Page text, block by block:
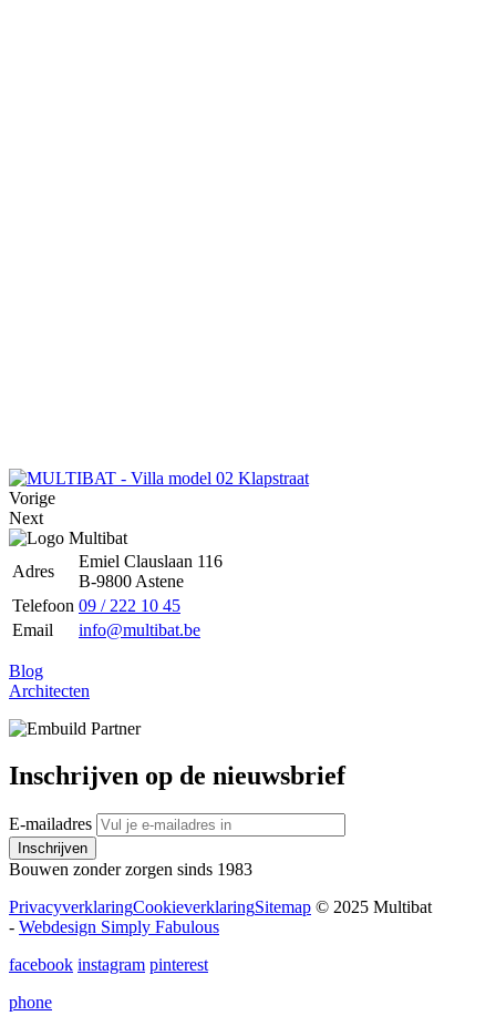
Vorige
Next
Adres
Emiel Clauslaan 116
B-9800 Astene
Telefoon 09 / 222 10 45
Email
info@multibat.be
Blog
Architecten
Inschrijven op de nieuwsbrief
E-mailadres
Inschrijven
Bouwen zonder zorgen sinds 1983
PrivacyverklaringCookieverklaringSitemap © 2025 Multibat
- Webdesign Simply Fabulous
facebook instagram pinterest
phone